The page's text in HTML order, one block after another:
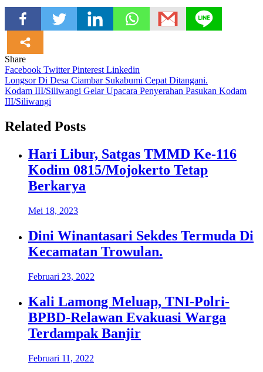
Share
Facebook TwitterPinterest Linkedin
Navigasi
pos
Longsor Di Desa Ciambar Sukabumi Cepat Ditangani.
Kodam III/Siliwangi Gelar Upacara Penyerahan Pasukan Kodam
III/Siliwangi
Related Posts
Hari Libur, Satgas TMMD Ke-116
Kodim 0815/Mojokerto Tetap
Berkarya
Mei 18, 2023
Dini Winantasari Sekdes Termuda Di
Kecamatan Trowulan.
Februari 23, 2022
Kali Lamong Meluap, TNI-Polri-
BPBD-Relawan Evakuasi Warga
Terdampak Banjir
Februari 11, 2022